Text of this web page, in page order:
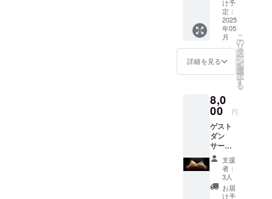
はご支
援して
いただ
いた方
のみ
メール
ます。
劇場ま
での交
通費
は、自
己負担
とさせ
ていた
だきま
す。
招いて
レセプ
ション
プレ
パー
ティー
を行い
ます。
シパル
との時
間を大
切にし
たいダ
ン
サー、
プリン
シパル
と直接
お話し
け予
定：
2025
年05
月
詳細を見る
こ
の
リ
タ
ー
ン
を
選
択
す
る
8,0
00 円
ゲスト
ダン
サー全
員のサ
イン入
りプロ
グラム
OWN
支援
者：
3人
お届
け予